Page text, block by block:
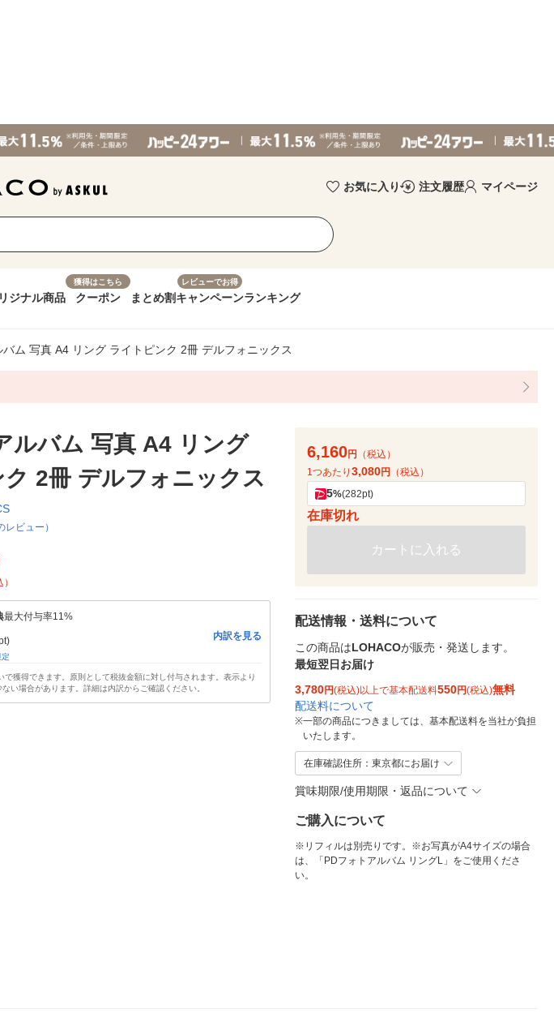
お気に入り 注文履歴 マイページ
ジナル商品
獲得はこちら
クーポン まとめ割
レビューでお得
キャンペーンランキング
バム 写真 A4 リング ライトピンク 2冊 デルフォニックス
ルバム 写真 A4 リング
2冊 デルフォニックス
ビュー）
最大付与率11%
内訳を見る
で獲得できます。原則として税抜金額に対し付与されます。表示より
い場合があります。詳細は内訳からご確認ください。
6,160円
（税込）
1つあたり 3,080円 （税込）
5%(282pt)
在庫切れ
カートに入れる
配送情報・送料について
この商品はLOHACOが販売・発送します。
最短翌日お届け
3,780円(税込)以上で基本配送料550円(税込)無料
配送料について
※一部の商品につきましては、基本配送料を当社が負担
いたします。
在庫確認住所：東京都にお届け
賞味期限/使用期限・返品について
ご購入について
※リフィルは別売りです。※お写真がA4サイズの場合
は、「PDフォトアルバム リングL」をご使用くださ
い。